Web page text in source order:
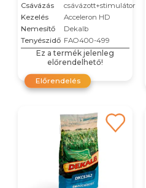
Csávázás
csávázott+stimulátor
Kezelés
Acceleron HD
Nemesítő
Dekalb
Tenyészidő FAO400-499
Ez a termék jelenleg
előrendelhető!
Előrendelés